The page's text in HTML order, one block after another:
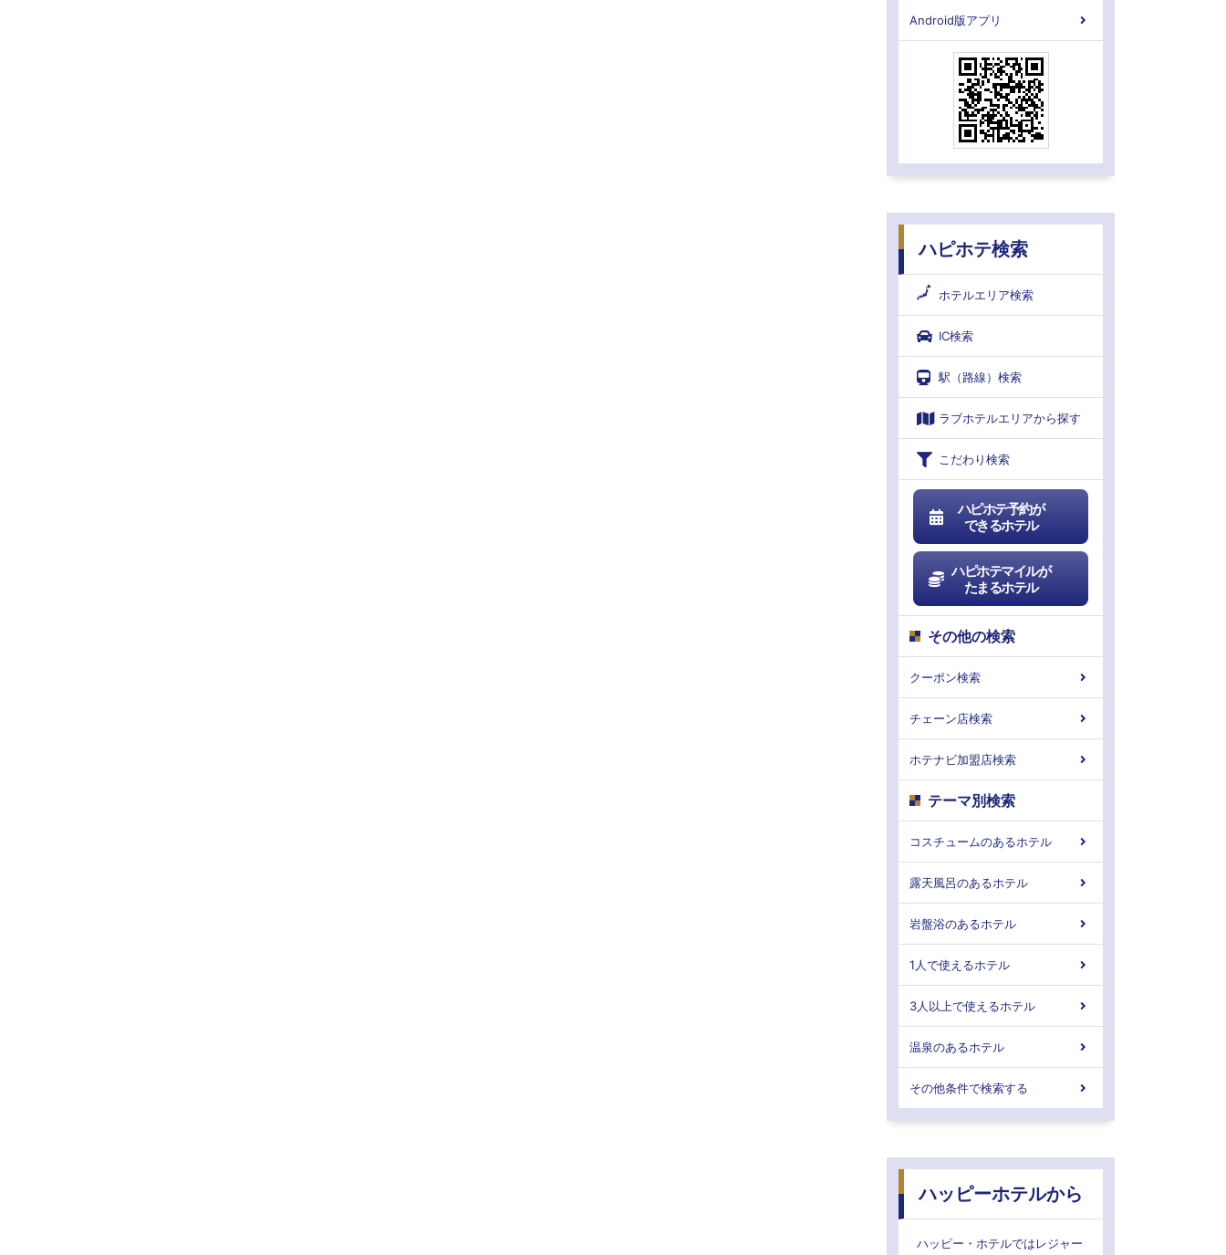
Android版アプリ
ハピホテ検索
ホテルエリア検索
IC検索
駅（路線）検索
ラブホテルエリアから探す
こだわり検索
ハピホテ予約が
できるホテル
ハピホテマイルが
たまるホテル
その他の検索
クーポン検索
チェーン店検索
ホテナビ加盟店検索
テーマ別検索
コスチュームのあるホテル
露天風呂のあるホテル
岩盤浴のあるホテル
1人で使えるホテル
3人以上で使えるホテル
温泉のあるホテル
その他条件で検索する
ハッピーホテルから
ハッピー・ホテルではレジャー